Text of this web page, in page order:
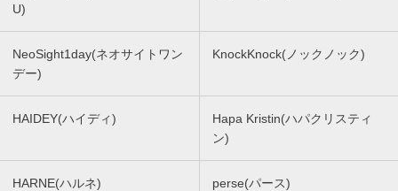
U)
NeoSight1day(ネオサイトワン
デー)
KnockKnock(ノックノック)
HAIDEY(ハイディ)
Hapa Kristin(ハパクリスティ
ン)
HARNE(ハルネ) perse(パース)